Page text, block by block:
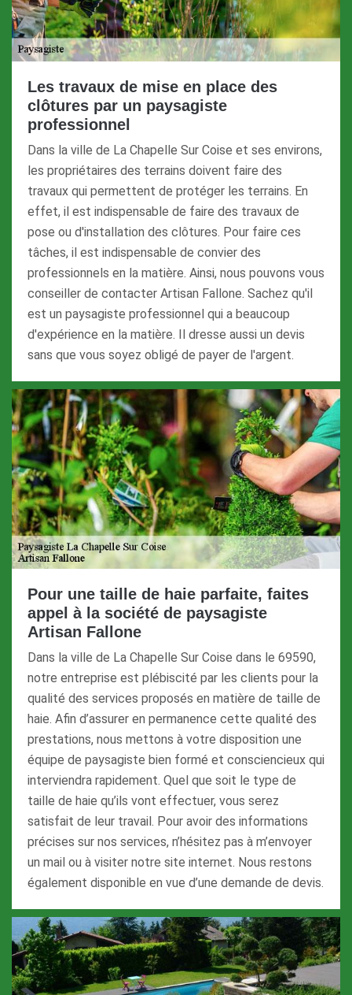
Les travaux de mise en place des
clôtures par un paysagiste
professionnel
Dans la ville de La Chapelle Sur Coise et ses environs,
les propriétaires des terrains doivent faire des
travaux qui permettent de protéger les terrains. En
effet, il est indispensable de faire des travaux de
pose ou d'installation des clôtures. Pour faire ces
tâches, il est indispensable de convier des
professionnels en la matière. Ainsi, nous pouvons vous
conseiller de contacter Artisan Fallone. Sachez qu'il
est un paysagiste professionnel qui a beaucoup
d'expérience en la matière. Il dresse aussi un devis
sans que vous soyez obligé de payer de l'argent.
Pour une taille de haie parfaite, faites
appel à la société de paysagiste
Artisan Fallone
Dans la ville de La Chapelle Sur Coise dans le 69590,
notre entreprise est plébiscité par les clients pour la
qualité des services proposés en matière de taille de
haie. Afin d’assurer en permanence cette qualité des
prestations, nous mettons à votre disposition une
équipe de paysagiste bien formé et consciencieux qui
interviendra rapidement. Quel que soit le type de
taille de haie qu’ils vont effectuer, vous serez
satisfait de leur travail. Pour avoir des informations
précises sur nos services, n’hésitez pas à m’envoyer
un mail ou à visiter notre site internet. Nous restons
également disponible en vue d’une demande de devis.